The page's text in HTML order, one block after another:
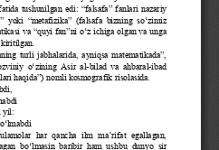
tushunilgan edi: “falsafa” fanlari nazariy
” yoki “metafizika” (falsafa  bizning  so‘zimiz
va “quyi fan”ni o‘z ichiga olgan va unga
turli jabhalarida, ayniqsa matematikada”,
o‘zining  Asir  al-bilad  va  ahbaral-ibad
haqida”) nomli kosmografik risolasida.
yil:
o‘lmabdi
har  qancha  ilm  ma’rifat  egallagan,
bo‘lmasin  baribir  ham  ushbu  dunyo  sir